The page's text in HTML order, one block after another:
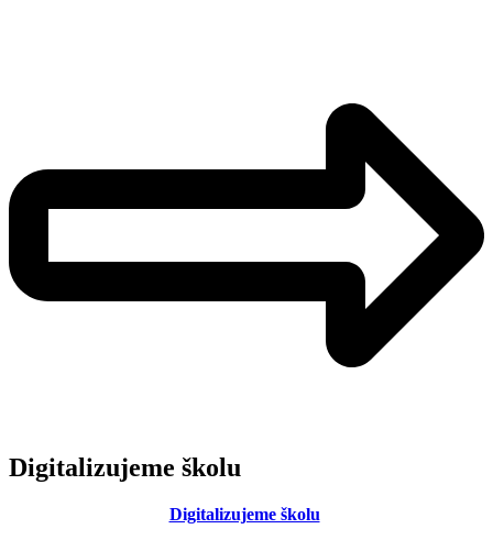
Digitalizujeme školu
Digitalizujeme školu